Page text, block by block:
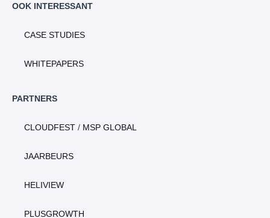
OOK INTERESSANT
CASE STUDIES
WHITEPAPERS
PARTNERS
CLOUDFEST / MSP GLOBAL
JAARBEURS
HELIVIEW
PLUSGROWTH